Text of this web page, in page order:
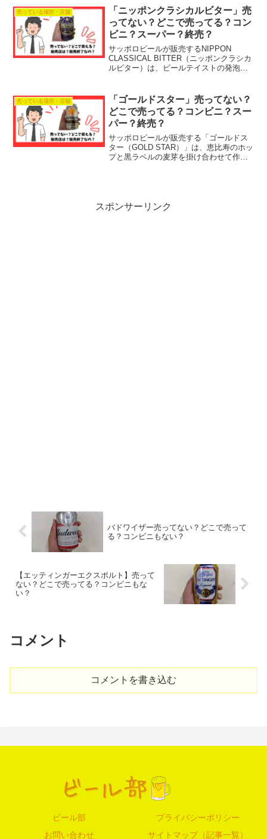
越エリアで発売され、のちに全国販売と
なりました。香...
売っている場所・店舗
「ニッポンクラシカルビター」売
ってない？どこで売ってる？コン
ビニ？スーパー？終売？
サッポロビールが販売するNIPPON
CLASSICAL BITTER（ニッポンクラシカ
ルビター）は、ビールテイストの発泡性
売されました。大正時代の伝統的な日本
のホ...
売っている場所・店舗
「ゴールドスター」売ってない？
どこで売ってる？コンビニ？スー
パー？終売？
サッポロビールが販売する「ゴールドス
ター（GOLD STAR）」は、恵比寿のホッ
プと黒ラベルの麦芽を掛け合わせて作ら
スポンサーリンク
バドワイザー売ってない？どこで売って
る？コンビニもない？
【エッティンガーエクスポルト】売って
ない？どこで売ってる？コンビニもな
い？
コメント
コメントを書き込む
ビール部
プライバシーポリシー
お問い合わせ
サイトマップ（記事一覧）